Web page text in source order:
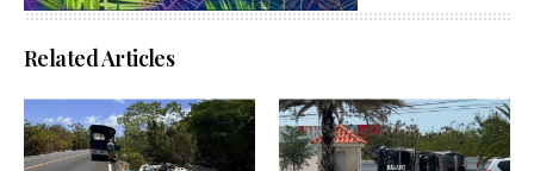
Related Articles